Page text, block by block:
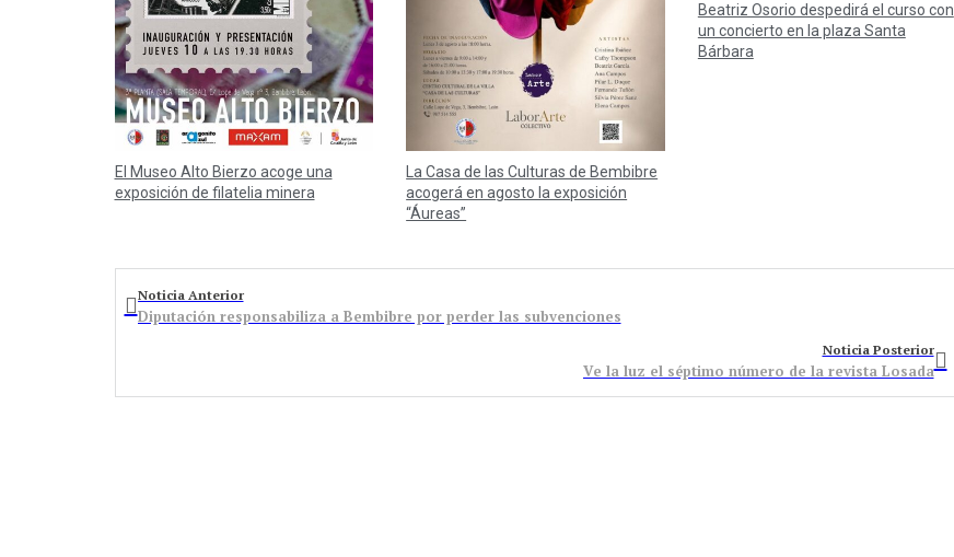
El Museo Alto Bierzo acoge una
exposición de filatelia minera
La Casa de las Culturas de Bembibre
acogerá en agosto la exposición
“Áureas”
Beatriz Osorio despedirá el curso con
un concierto en la plaza Santa
Bárbara
Noticia Anterior
Diputación responsabiliza a Bembibre por perder las subvenciones
Noticia Posterior
Ve la luz el séptimo número de la revista Losada